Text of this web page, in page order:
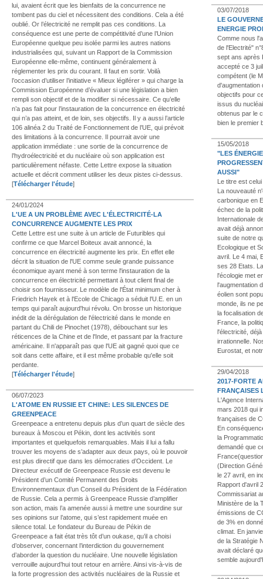
lui, avaient écrit que les bienfaits de la concurrence ne
tombent pas du ciel et nécessitent des conditions. Cela a été
oublié. Or l’électricité ne remplit pas ces conditions. La
conséquence est une perte de compétitivité d’une l’Union
Européenne quelque peu isolée parmi les autres nations
industrialisées qui, suivant un Rapport de la Commission
Européenne elle-même, continuent généralement à
réglementer les prix du courant. Il faut en sortir. Voilà
l’occasion d’utiliser l’initiative « Mieux légiférer » qui charge la
Commission Européenne d’évaluer si une législation a bien
rempli son objectif et de la modifier si nécessaire. Ce qu’elle
n’a pas fait pour l’instauration de la concurrence en électricité
qui n’a pas atteint, et de loin, ses objectifs. Il y a aussi l’article
106 alinéa 2 du Traité de Fonctionnement de l’UE, qui prévoit
des limitations à la concurrence. Il pourrait avoir une
application immédiate : une sortie de la concurrence de
l’hydroélectricité et du nucléaire où son application est
particulièrement néfaste. Cette Lettre expose la situation
actuelle et décrit comment utiliser les deux pistes ci-dessus.
[Télécharger l'étude]
24/01/2024
L'UE A UN PROBLÈME AVEC L'ÉLECTRICITÉ-LA
CONCURRENCE AUGMENTE LES PRIX
Cette Lettre est une suite à un article de Futuribles qui
confirme ce que Marcel Boiteux avait annoncé, la
concurrence en électricité augmente les prix. En effet elle
décrit la situation de l'UE comme seule grande puissance
économique ayant mené à son terme l'instauration de la
concurrence en électricité permettant à tout client final de
choisir son fournisseur. Le modèle de l'État minimum cher à
Friedrich Hayek et à l'Ecole de Chicago a séduit l'U.E. en un
temps qui paraît aujourd'hui révolu. On brosse un historique
inédit de la dérégulation de l'électricité dans le monde en
partant du Chili de Pinochet (1978), débouchant sur les
réticences de la Chine et de l'Inde, et passant par la fracture
américaine. Il n'apparaît pas que l'UE ait gagné quoi que ce
soit dans cette affaire, et il est même probable qu'elle soit
perdante.
[Télécharger l'étude]
06/07/2023
L'ATOME EN RUSSIE ET CHINE: LES SILENCES DE
GREENPEACE
Greenpeace a entretenu depuis plus d’un quart de siècle des
bureaux à Moscou et Pékin, dont les activités sont
importantes et quelquefois remarquables. Mais il lui a fallu
trouver les moyens de s’adapter aux deux pays, où le pouvoir
est plus directif que dans les démocraties d’Occident. Le
Directeur exécutif de Greenpeace Russie est devenu le
Président d’un Comité Permanent des Droits
Environnementaux d’un Conseil du Président de la Fédération
de Russie. Cela a permis à Greenpeace Russie d’amplifier
son action, mais l’a amenée aussi à mettre une sourdine sur
ses opinions sur l’atome, qui s’est rapidement muée en
silence total. Le fondateur du Bureau de Pékin de
Greenpeace a fait état très tôt d’un oukase, qu’il a choisi
d’observer, concernant l’interdiction du gouvernement
d’aborder la question du nucléaire. Une nouvelle législation
verrouille aujourd’hui tout retour en arrière. Ainsi vis-à-vis de
la forte progression des activités nucléaires de la Russie et
03/07/2018
LE
ENERGIE
Comme nous
de l'Electrité"
sept ans après
accepté ce 3
compétent (le
d'augmentation
objectifs pour
issus du
obtenus par le
bien le premier
15/05/2018
"LES
AUSSI"
Le titre est
La nouveauté
carbonique en
échec de la
Internationale
avait déjà
suite de notre
Ecologique et
avril. Le 4 mai,
ses 28 Etats.
l'écologie met
l'augmentation
éolien sont
monde, ils ne
la focalisation
France, la
l'électricité,
irrationnelle.
Eurostat, et
29/04/2018
2017-FORTE
FRANÇAISES
L'Agence
mars 2018 qui
françaises de
En
la
demandé que
(Direction
le 27 avril, en
Rapport d'avril
Commissariat
Ministère de la
émissions de
de 3% en
climat. En
de la Stratégie
avait déclaré
semble